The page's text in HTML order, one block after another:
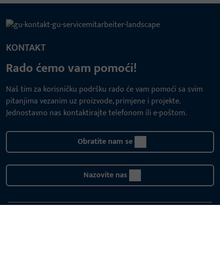
KONTAKT
Rado ćemo vam pomoći!
Naš tim za korisničku podršku rado će vam pomoći sa svim
pitanjima vezanim uz proizvode, primjene i projekte.
Jednostavno nas kontaktirajte telefonom ili e-poštom.
Obratite nam se
Nazovite nas